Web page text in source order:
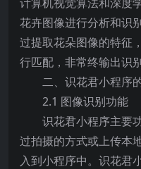
花卉图像进行分析和识
过提取花朵图像的特征
行匹配，非常终输出识别
二、识花君小程序
2.1 图像识别功能
识花君小程序主要
过拍摄的方式或上传本
入到小程序中。识花君